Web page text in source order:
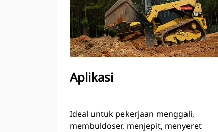
Aplikasi
Ideal untuk pekerjaan menggali,
membuldoser, menjepit, menyeret